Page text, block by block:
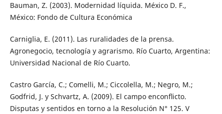
Bauman, Z. (2003). Modernidad líquida. México D. F.,
México: Fondo de Cultura Económica
Carniglia, E. (2011). Las ruralidades de la prensa.
Agronegocio, tecnología y agrarismo. Río Cuarto, Argentina:
Universidad Nacional de Río Cuarto.
Castro García, C.; Comelli, M.; Ciccolella, M.; Negro, M.;
Godfrid, J. y Schvartz, A. (2009). El campo enconﬂicto.
Disputas y sentidos en torno a la Resolución N° 125. V